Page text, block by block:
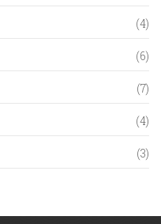
(4)
(6)
(7)
(4)
(3)